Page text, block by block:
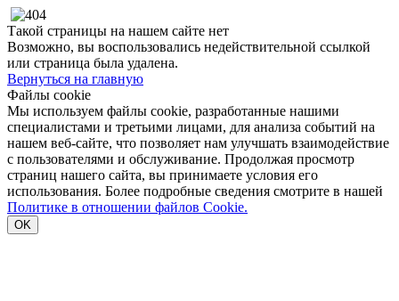
Такой страницы на нашем сайте нет
Возможно, вы воспользовались недействительной ссылкой
или страница была удалена.
Вернуться на главную
Файлы cookie
Мы используем файлы cookie, разработанные нашими
специалистами и третьими лицами, для анализа событий на
нашем веб-сайте, что позволяет нам улучшать взаимодействие
с пользователями и обслуживание. Продолжая просмотр
страниц нашего сайта, вы принимаете условия его
использования. Более подробные сведения смотрите в нашей
Политике в отношении файлов Cookie.
OK